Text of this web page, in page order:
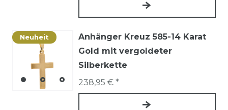
Neuheit
Anhänger Kreuz 585-14 Karat
Gold mit vergoldeter
Silberkette
238,95 € *